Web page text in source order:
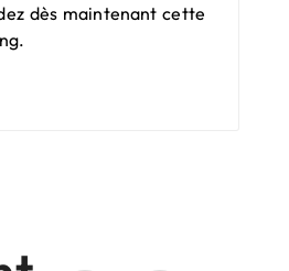
dès maintenant cette